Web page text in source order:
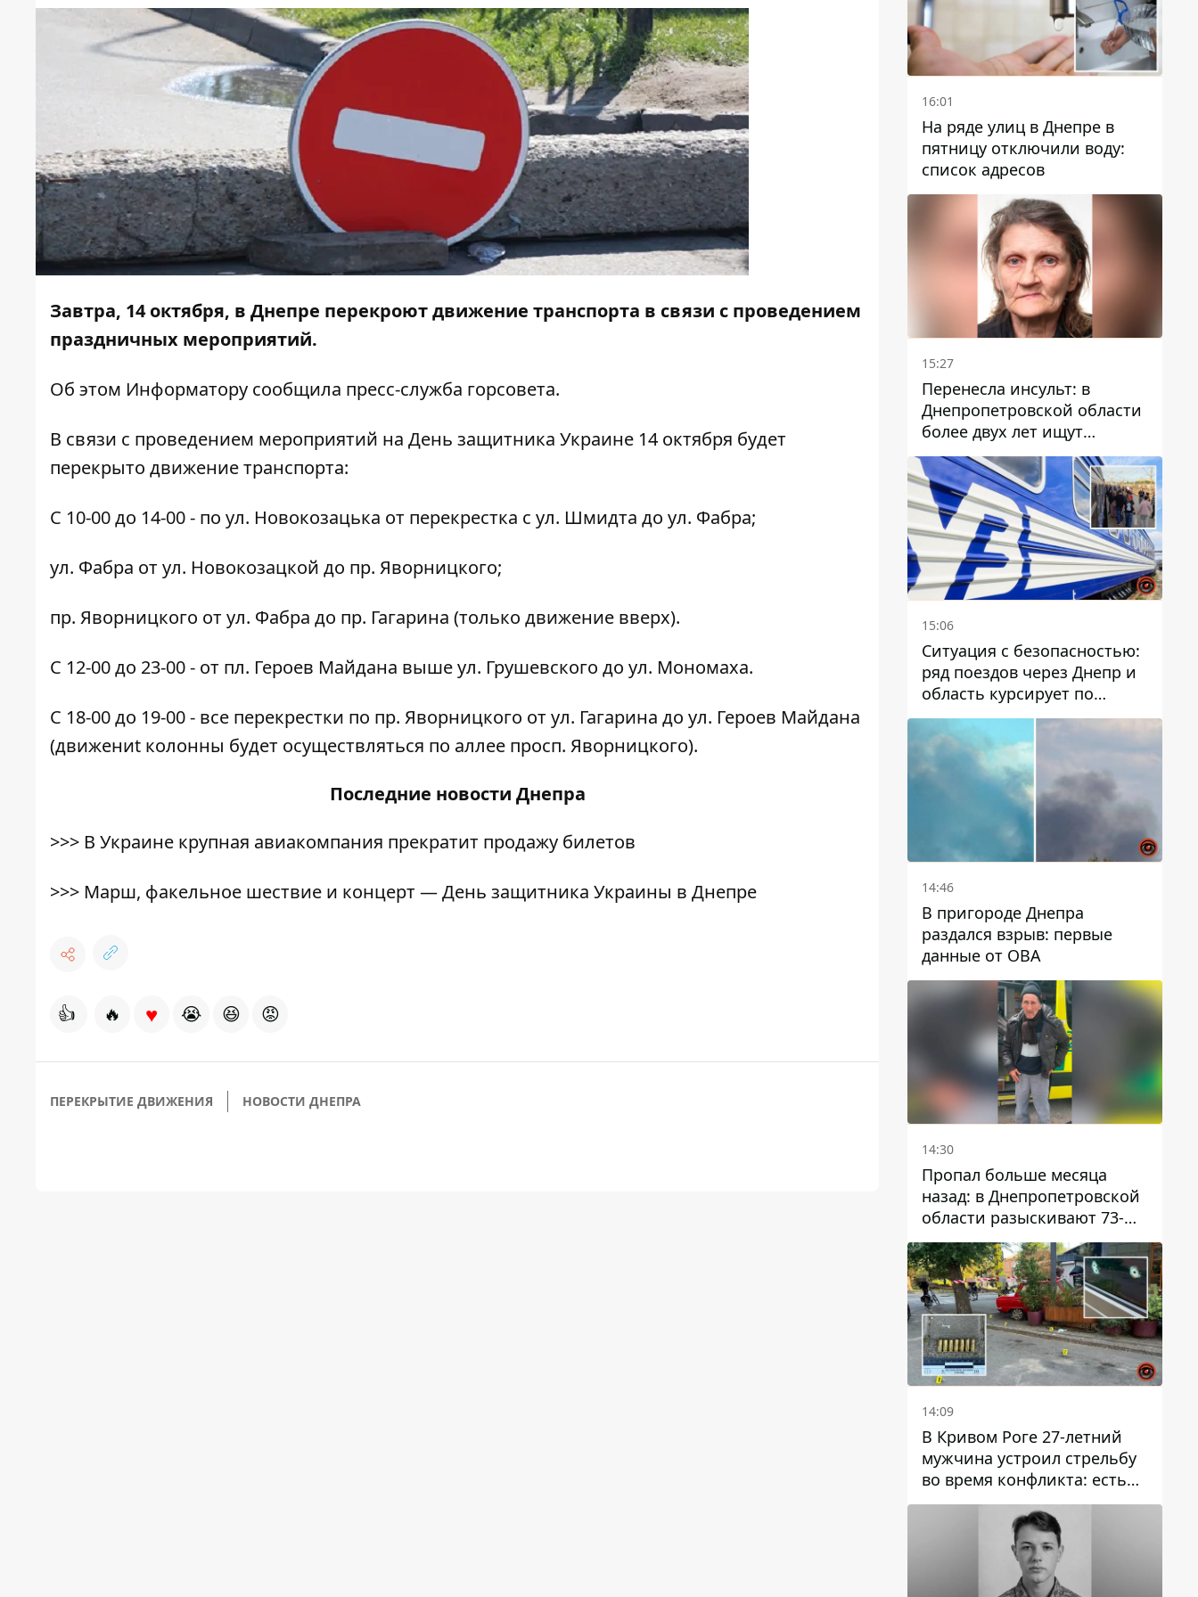
Завтра, 14 октября, в Днепре перекроют движение транспорта в связи с проведением
праздничных мероприятий.
Об этом Информатору сообщила пресс-служба горсовета.
В связи с проведением мероприятий на День защитника Украине 14 октября будет
перекрыто движение транспорта:
С 10-00 до 14-00 - по ул. Новокозацька от перекрестка с ул. Шмидта до ул. Фабра;
ул. Фабра от ул. Новокозацкой до пр. Яворницкого;
пр. Яворницкого от ул. Фабра до пр. Гагарина (только движение вверх).
С 12-00 до 23-00 - от пл. Героев Майдана выше ул. Грушевского до ул. Мономаха.
С 18-00 до 19-00 - все перекрестки по пр. Яворницкого от ул. Гагарина до ул. Героев Майдана
(движениt колонны будет осуществляться по аллее просп. Яворницкого).
Последние новости Днепра
>>> В Украине крупная авиакомпания прекратит продажу билетов
>>> Марш, факельное шествие и концерт — День защитника Украины в Днепре
👍 🔥 ♥ 😭 😆 😡
ПЕРЕКРЫТИЕ ДВИЖЕНИЯ НОВОСТИ ДНЕПРА
16:01
На ряде улиц в Днепре в
пятницу отключили воду:
список адресов
15:27
Перенесла инсульт: в
Днепропетровской области
более двух лет ищут
пропавшую женщину
15:06
Ситуация с безопасностью:
ряд поездов через Днепр и
область курсирует по
измененному маршруту, а
часть пути заменили
автобусами и электричками
14:46
В пригороде Днепра
раздался взрыв: первые
данные от ОВА
14:30
Пропал больше месяца
назад: в Днепропетровской
области разыскивают 73-
летнего мужчину
14:09
В Кривом Роге 27-летний
мужчина устроил стрельбу
во время конфликта: есть
раненый